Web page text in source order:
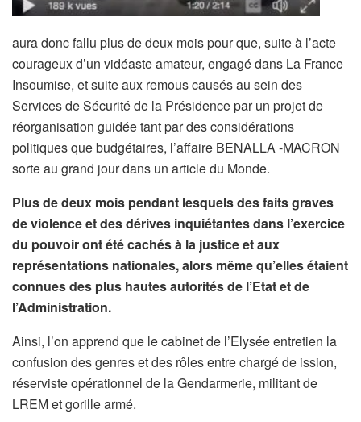
aura donc fallu plus de deux mois pour que, suite à l’acte
courageux d’un vidéaste amateur, engagé dans La France
Insoumise, et suite aux remous causés au sein des
Services de Sécurité de la Présidence par un projet de
réorganisation guidée tant par des considérations
politiques que budgétaires, l’affaire BENALLA -MACRON
sorte au grand jour dans un article du Monde.
Plus de deux mois pendant lesquels des faits graves
de violence et des dérives inquiétantes dans l’exercice
du pouvoir ont été cachés à la justice et aux
représentations nationales, alors même qu’elles étaient
connues des plus hautes autorités de l’Etat et de
l’Administration.
Ainsi, l’on apprend que le cabinet de l’Elysée entretien la
confusion des genres et des rôles entrechargé de ission,
réserviste opérationnel de la Gendarmerie, militant de
LREM et gorille armé.